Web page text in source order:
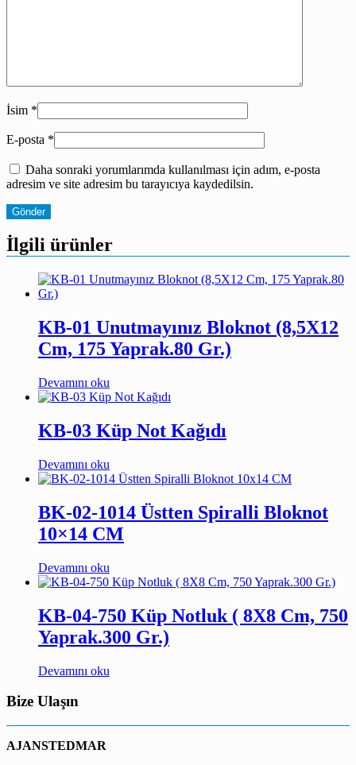
İsim *
E-posta *
Daha sonraki yorumlarımda kullanılması için adım, e-posta
adresim ve site adresim bu tarayıcıya kaydedilsin.
İlgili ürünler
KB-01 Unutmayınız Bloknot (8,5X12
Cm, 175 Yaprak.80 Gr.)
Devamını oku
KB-03 Küp Not Kağıdı
Devamını oku
BK-02-1014 Üstten Spiralli Bloknot
10×14 CM
Devamını oku
KB-04-750 Küp Notluk ( 8X8 Cm, 750
Yaprak.300 Gr.)
Devamını oku
Bize Ulaşın
AJANSTEDMAR